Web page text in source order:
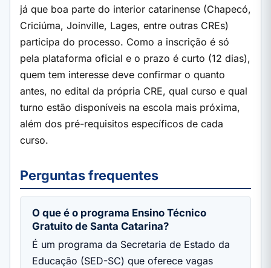
já que boa parte do interior catarinense (Chapecó,
Criciúma, Joinville, Lages, entre outras CREs)
participa do processo. Como a inscrição é só
pela plataforma oficial e o prazo é curto (12 dias),
quem tem interesse deve confirmar o quanto
antes, no edital da própria CRE, qual curso e qual
turno estão disponíveis na escola mais próxima,
além dos pré-requisitos específicos de cada
curso.
Perguntas frequentes
O que é o programa Ensino Técnico
Gratuito de Santa Catarina?
É um programa da Secretaria de Estado da
Educação (SED-SC) que oferece vagas